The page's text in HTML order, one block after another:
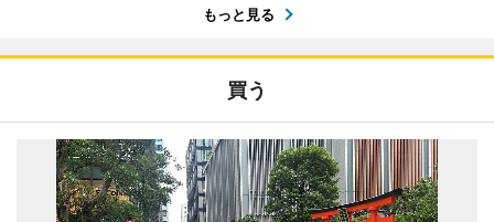
もっと見る
買う